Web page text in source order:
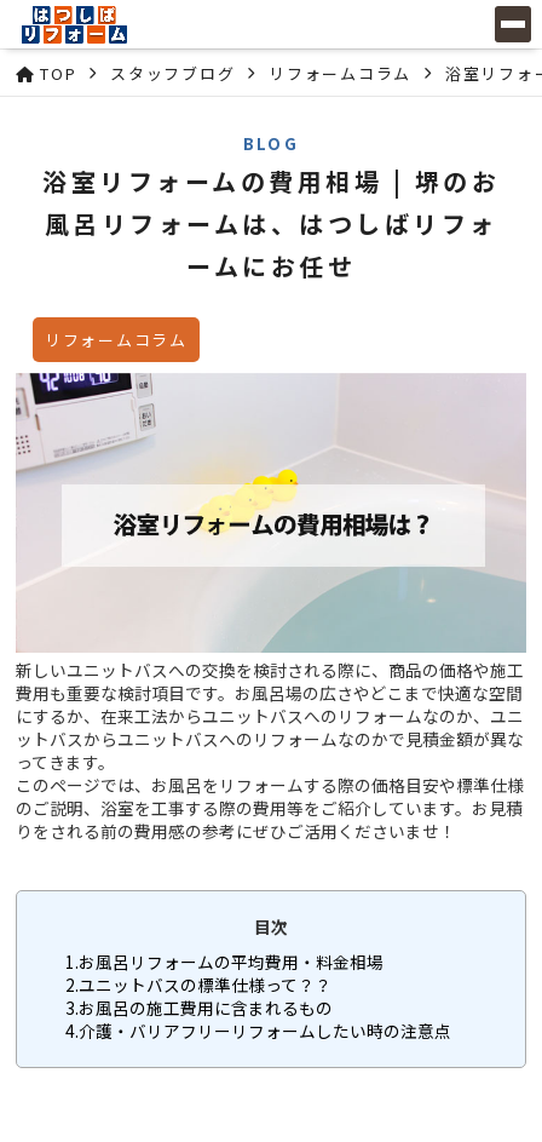
TOP スタッフブログ リフォームコラム 浴室リフォ
BLOG
浴室リフォームの費用相場 | 堺のお
風呂リフォームは、はつしばリフォ
ームにお任せ
リフォームコラム
新しいユニットバスへの交換を検討される際に、商品の価格や施工
費用も重要な検討項目です。お風呂場の広さやどこまで快適な空間
にするか、在来工法からユニットバスへのリフォームなのか、ユニ
ットバスからユニットバスへのリフォームなのかで見積金額が異な
ってきます。
このページでは、お風呂をリフォームする際の価格目安や標準仕様
のご説明、浴室を工事する際の費用等をご紹介しています。お見積
りをされる前の費用感の参考にぜひご活用くださいませ！
目次
1.お風呂リフォームの平均費用・料金相場
2.ユニットバスの標準仕様って？？
3.お風呂の施工費用に含まれるもの
4.介護・バリアフリーリフォームしたい時の注意点